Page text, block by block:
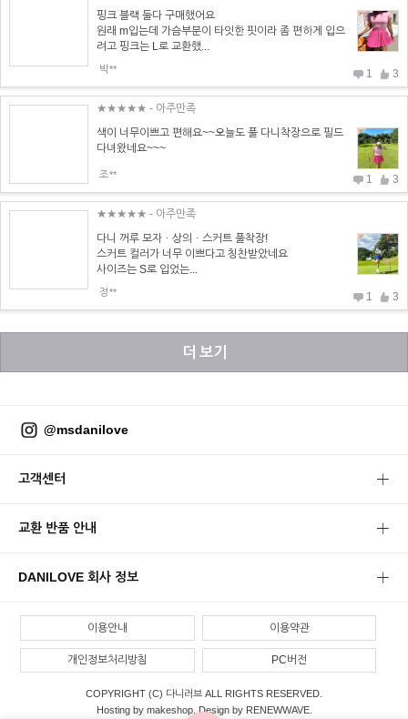
핑크 블랙 둘다 구매했어요
원래 m입는데 가슴부분이 타잇한 핏이라 좀 편하게 입으
려고 핑크는 L로 교환했...
박** 1 3
★★★★★ - 아주만족
색이 너무이쁘고 편해요~~오늘도 풀 다니착장으로 필드
다녀왔네요~~~
조** 1 3
★★★★★ - 아주만족
다니 꺼루 모자ㆍ상의ㆍ스커트 풀착장!
스커트 컬러가 너무 이쁘다고 칭찬받았네요
사이즈는 S로 입었는...
정** 1 3
더 보기
@msdanilove
고객센터
교환 반품 안내
DANILOVE 회사 정보
이용안내 이용약관
개인정보처리방침 PC버전
COPYRIGHT (C) 다니러브 ALL RIGHTS RESERVED.
Hosting by makeshop. Design by RENEWWAVE.